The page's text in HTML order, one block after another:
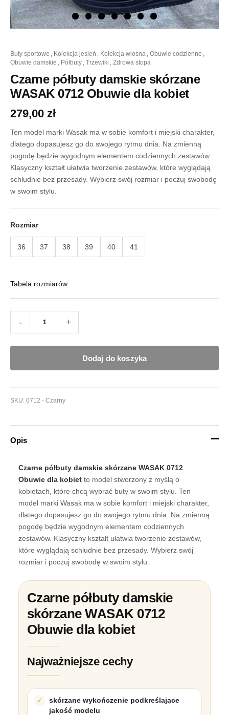
buty sportowe , kolekcja jesień , kolekcja wiosna , obuwie codzienne ,
obuwie damskie , półbuty , trzewiki , zdrowa stopa
Czarne półbuty damskie skórzane
WASAK 0712 Obuwie dla kobiet
279,00 zł
Ten model marki Wasak ma w sobie komfort i miejski charakter,
dlatego dopasujesz go do swojego rytmu dnia. Na zmienną
pogodę będzie wygodnym elementem codziennych zestawów.
Klasyczny kształt ułatwia tworzenie zestawów, które wyglądają
schludnie bez przesady. Wybierz swój rozmiar i poczuj swobodę
w swoim stylu.
Rozmiar
36 37 38 39 40 41
Tabela rozmiarów
-
Czarne
półbuty
damskie
skórzane
WASAK
Obuwie
kobiet
+
Dodaj do koszyka
SKU: 0712 - Czarny
Opis
Czarne półbuty damskie skórzane WASAK 0712
Obuwie dla kobiet to model stworzony z myślą o
kobietach, które chcą wybrać buty w swoim stylu. Ten
model marki Wasak ma w sobie komfort i miejski charakter,
dlatego dopasujesz go do swojego rytmu dnia. Na zmienną
pogodę będzie wygodnym elementem codziennych
zestawów. Klasyczny kształt ułatwia tworzenie zestawów,
które wyglądają schludnie bez przesady. Wybierz swój
rozmiar i poczuj swobodę w swoim stylu.
Czarne półbuty damskie
skórzane WASAK 0712
Obuwie dla kobiet
Najważniejsze cechy
skórzane wykończenie podkreślające
jakość modelu